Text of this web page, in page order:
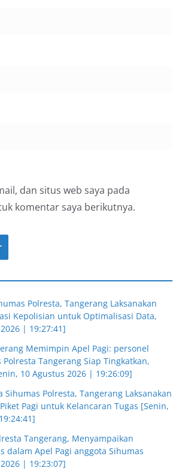
dan situs web saya pada
komentar saya berikutnya.
Polresta, Tangerang Laksanakan
Kepolisian untuk Optimalisasi Data,
| 19:27:41]
Memimpin Apel Pagi: personel
Tangerang Siap Tingkatkan,
10 Agustus 2026 | 19:26:09]
Sihumas Polresta, Tangerang Laksanakan
Pagi untuk Kelancaran Tugas [Senin,
Tangerang, Menyampaikan
dalam Apel Pagi anggota Sihumas
| 19:23:07]